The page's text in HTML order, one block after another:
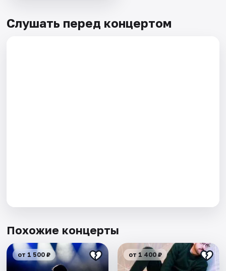
Слушать перед концертом
Похожие концерты
от 1 500 ₽ от 1 400 ₽